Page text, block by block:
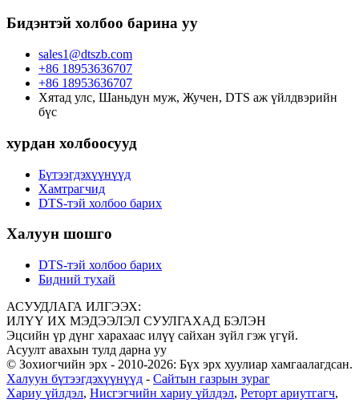
Бидэнтэй холбоо барина уу
sales1@dtszb.com
+86 18953636707
+86 18953636707
Хятад улс, Шаньдун муж, Жучен, DTS аж үйлдвэрийн
бүс
хурдан холбоосууд
Бүтээгдэхүүнүүд
Хамтрагчид
DTS-тэй холбоо барих
Халуун шошго
DTS-тэй холбоо барих
Бидний тухай
АСУУДЛАГА ИЛГЭЭХ:
ИЛҮҮ ИХ МЭДЭЭЛЭЛ СУУЛГАХАД БЭЛЭН
Эцсийн үр дүнг харахаас илүү сайхан зүйл гэж үгүй.
Асуулт авахын тулд дарна уу
© Зохиогчийн эрх - 2010-2026: Бүх эрх хуулиар хамгаалагдсан.
Халуун бүтээгдэхүүнүүд - Сайтын газрын зураг
Хариу үйлдэл, Нисгэгчийн хариу үйлдэл, Реторт ариутгагч,